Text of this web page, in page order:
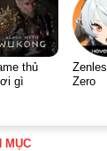
thủ
gì
Zero
MỤC